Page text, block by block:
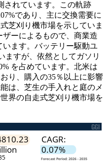
されています。この軌跡
であり、主に交換需要に
芝刈り機市場を示していま
ザーによるもので、商業造
います。バッテリー駆動ユ
ますが、依然としてガソリ
を占めています。北米は
り、購入の35％以上に影響
は、芝生の手入れと庭のメ
界の自走式芝刈り機市場を